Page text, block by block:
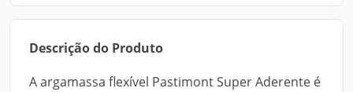
Descrição do Produto
A argamassa flexível Pastimont Super Aderente é